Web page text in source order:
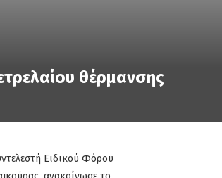
θέρμανσης
Ειδικού Φόρου